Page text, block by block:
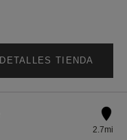
DETALLES TIENDA
2.7mi